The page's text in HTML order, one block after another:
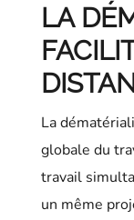
LA
La
globale du
travail
un même